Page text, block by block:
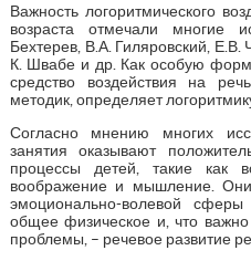
Важность логоритмического
возраста отмечали многие
Бехтерев, В.А. Гиляровский, Е.В.
К. Швабе и др. Как особую
средство воздействия на
методик, определяет
Согласно мнению многих
занятия оказывают
процессы детей, такие как
воображение и мышление. Они
эмоционально-волевой
общее физическое и, что
проблемы, – речевое развитие